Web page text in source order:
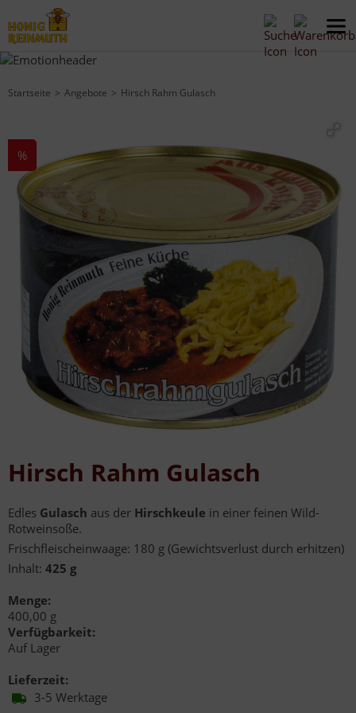
Startseite Angebote Hirsch Rahm Gulasch
%
Hirsch Rahm Gulasch
Edles Gulasch aus der Hirschkeule in einer feinen Wild-
Rotweinsoße.
Frischfleischeinwaage: 180 g (Gewichtsverlust durch erhitzen)
Inhalt: 425 g
Menge:
400,00 g
Verfügbarkeit:
Auf Lager
Lieferzeit:
3-5 Werktage